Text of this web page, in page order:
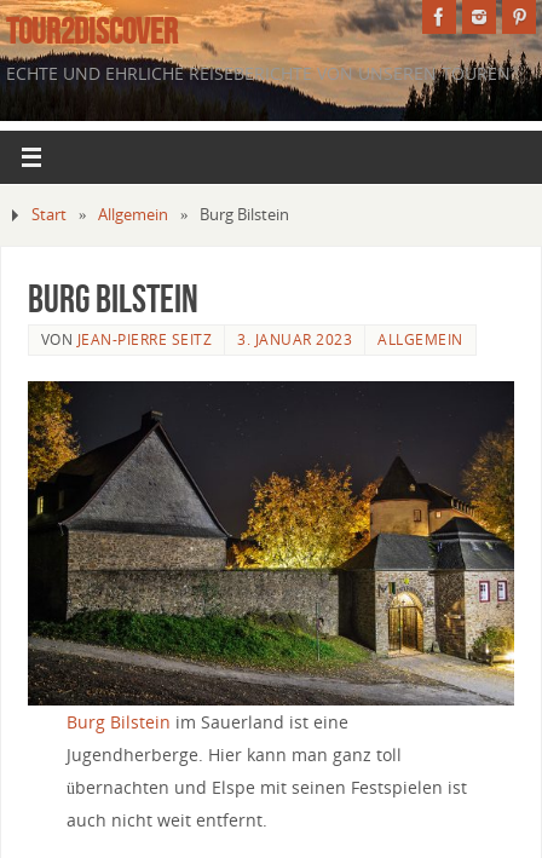
TOUR2DISCOVER
ECHTE UND EHRLICHE REISEBERICHTE VON UNSEREN TOUREN.
Start » Allgemein » Burg Bilstein
Burg Bilstein
VON JEAN-PIERRE SEITZ 3. JANUAR 2023 ALLGEMEIN
Burg Bilstein im Sauerland ist eine
Jugendherberge. Hier kann man ganz toll
übernachten und Elspe mit seinen Festspielen ist
auch nicht weit entfernt.